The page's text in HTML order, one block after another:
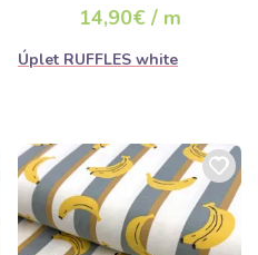
14,90€ / m
Úplet RUFFLES white